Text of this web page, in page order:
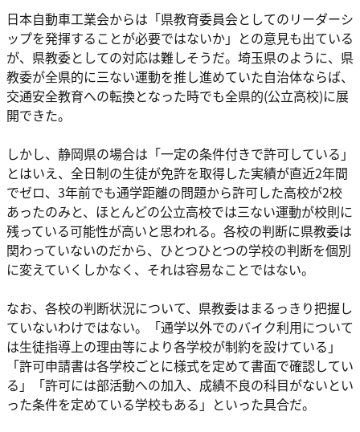
日本自動車工業会からは「県教育委員会としてのリーダーシ
ップを発揮することが必要ではないか」との意見も出ている
が、県教委としての対応は難しそうだ。埼玉県のように、県
教委が全県的に三ない運動を推し進めていた自治体ならば、
交通安全教育への転換となった時でも全県的(公立高校)に展
開できた。
しかし、静岡県の場合は「一定の条件付きで許可している」
とはいえ、全日制の生徒が免許を取得した実績が直近2年間
でゼロ、3年前でも通学距離の問題から許可した高校が2校
あったのみと、ほとんどの公立高校では三ない運動が校則に
残っている可能性が高いと思われる。各校の判断に県教委は
関わっていないのだから、ひとつひとつの学校の判断を個別
に変えていくしかなく、それは容易なことではない。
なお、各校の判断状況について、県教委はまるっきり把握し
ていないわけではない。「通学以外でのバイク利用について
は生徒指導上の理由等により各学校が制約を設けている」
「許可申請書は各学校ごとに様式を定めて書面で確認してい
る」「許可には部活動への加入、成績不良の科目がないとい
った条件を定めている学校もある」といった具合だ。